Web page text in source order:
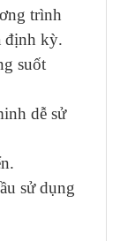
trình
định kỳ.
suốt
dễ sử
sử dụng